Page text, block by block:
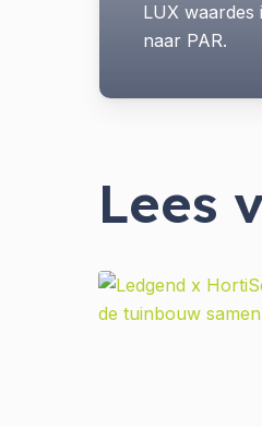
LUX waardes
naar PAR.
Lees